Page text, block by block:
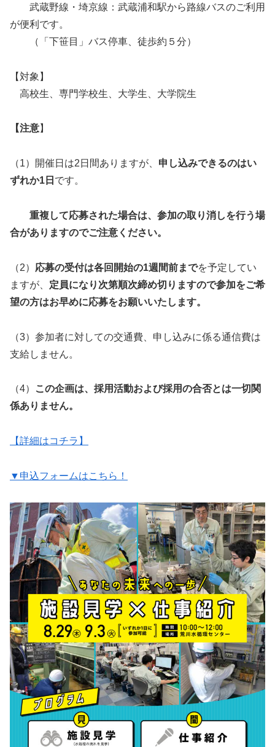
武蔵野線・埼京線：武蔵浦和駅から路線バスのご利用
が便利です。
（「下笹目」バス停車、徒歩約５分）
【対象】
高校生、専門学校生、大学生、大学院生
【注意】
（1）開催日は2日間ありますが、 申し込みできるのはい
ずれか1日 です。
重複して応募された場合は、参加の取り消しを行う場
合がありますのでご注意ください。
（2） 応募の受付は各回開始の1週間前までを予定してい
ますが、 定員になり次第順次締め切りますので参加をご希
望の方はお早めに応募をお願いいたします。
（3）参加者に対しての交通費、申し込みに係る通信費は
支給しません。
（4）
この企画は、採用活動および採用の合否とは一切関
係ありません。
【詳細はコチラ】
▼申込フォームはこちら！